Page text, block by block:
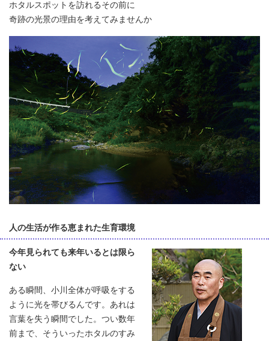
ホタルスポットを訪れるその前に
奇跡の光景の理由を考えてみませんか
人の生活が作る恵まれた生育環境
今年見られても来年いるとは限ら
ない
ある瞬間、小川全体が呼吸をする
ように光を帯びるんです。あれは
言葉を失う瞬間でした。つい数年
前まで、そういったホタルのすみ